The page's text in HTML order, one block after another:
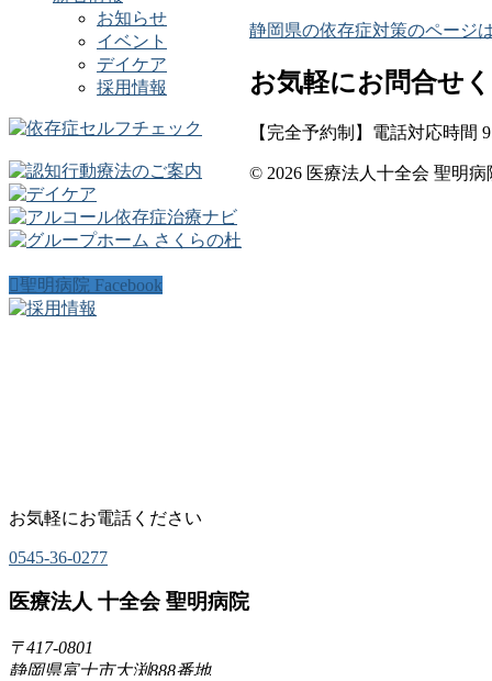
お知らせ
イベント
デイケア
採用情報
聖明病院 Facebook
お気軽にお電話ください
0545-36-0277
医療法人 十全会 聖明病院
〒417-0801
静岡県富士市大渕888番地
静岡県の依存症対策のページ
お気軽にお問合せ
【完全予約制】電話対応時間
© 2026 医療法人十全会 聖明病